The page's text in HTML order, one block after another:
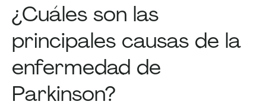
¿Cuáles son las
principales causas de la
enfermedad de
Parkinson?